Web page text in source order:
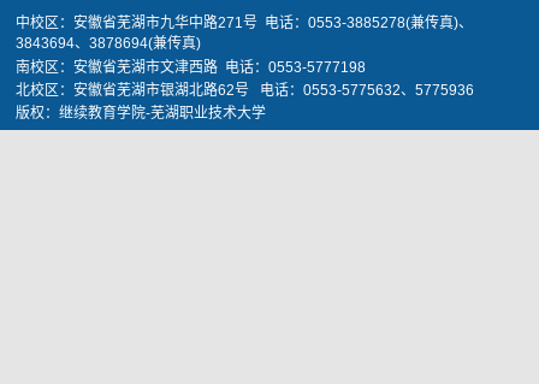
中校区：安徽省芜湖市九华中路271号 电话：0553-3885278(兼传真)、
3843694、3878694(兼传真)
南校区：安徽省芜湖市文津西路 电话：0553-5777198
北校区：安徽省芜湖市银湖北路62号 电话：0553-5775632、5775936
版权：继续教育学院-芜湖职业技术大学